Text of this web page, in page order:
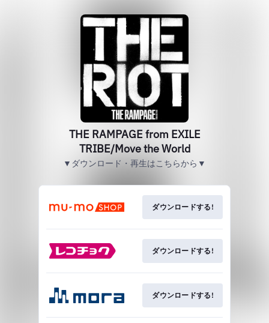
THE RAMPAGE from EXILE
TRIBE/Move the World
▼ダウンロード・再生はこちらから▼
ダウンロードする!
ダウンロードする!
ダウンロードする!